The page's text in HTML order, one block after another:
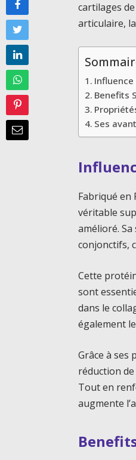
cartilages
articulaire,
Benefits
Ses
Fabriqué en
véritable
amélioré.
conjonctifs,
Cette
sont
dans le
également
Grâce à
réduction
Tout en
augmente